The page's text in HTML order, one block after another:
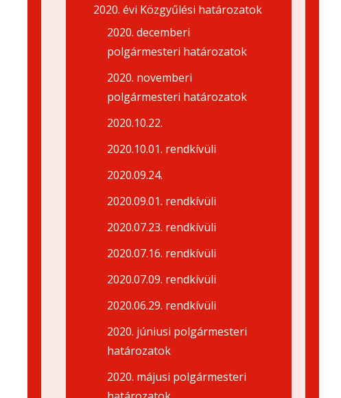
2020. évi Közgyűlési határozatok
2020. decemberi
polgármesteri határozatok
2020. novemberi
polgármesteri határozatok
2020.10.22.
2020.10.01. rendkívüli
2020.09.24.
2020.09.01. rendkívüli
2020.07.23. rendkívüli
2020.07.16. rendkívüli
2020.07.09. rendkívüli
2020.06.29. rendkívüli
2020. júniusi polgármesteri
határozatok
2020. májusi polgármesteri